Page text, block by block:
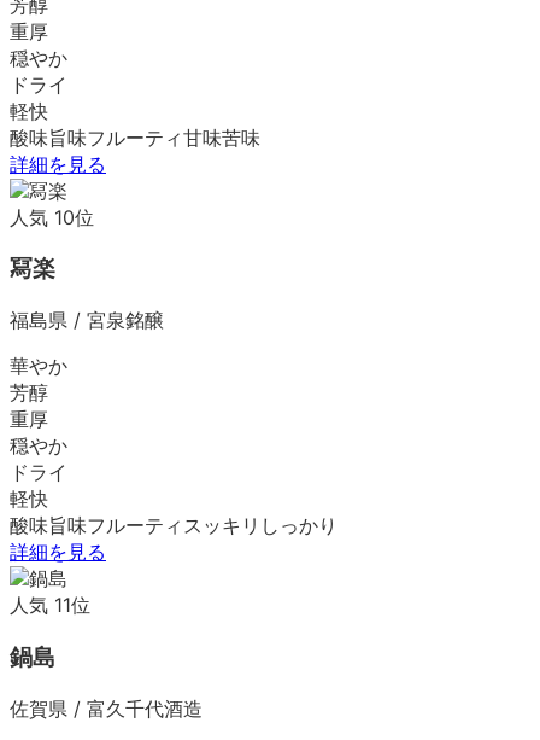
重厚
穏やか
ドライ
軽快
酸味旨味フルーティ甘味苦味
詳細を見る
人気 10位
冩楽
福島県 / 宮泉銘醸
華やか
芳醇
重厚
穏やか
ドライ
軽快
酸味旨味フルーティ スッキリ しっかり
詳細を見る
人気 11位
鍋島
佐賀県 / 富久千代酒造